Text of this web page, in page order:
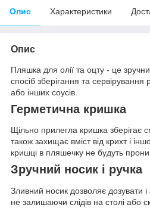
Опис Характеристики
Опис
Пляшка для олії та оцту - це
спосіб зберігання та
або інших соусів.
Герметична кришка
Щільно прилегла кришка зберігає
також захищає вміст від крихт і
кришці в пляшечку не будуть
Зручний носик і ручка
Зливний носик дозволяє дозувати
не залишаючи слідів на столі або